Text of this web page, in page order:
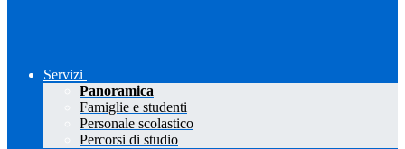
Servizi
Panoramica
Famiglie e studenti
Personale scolastico
Percorsi di studio